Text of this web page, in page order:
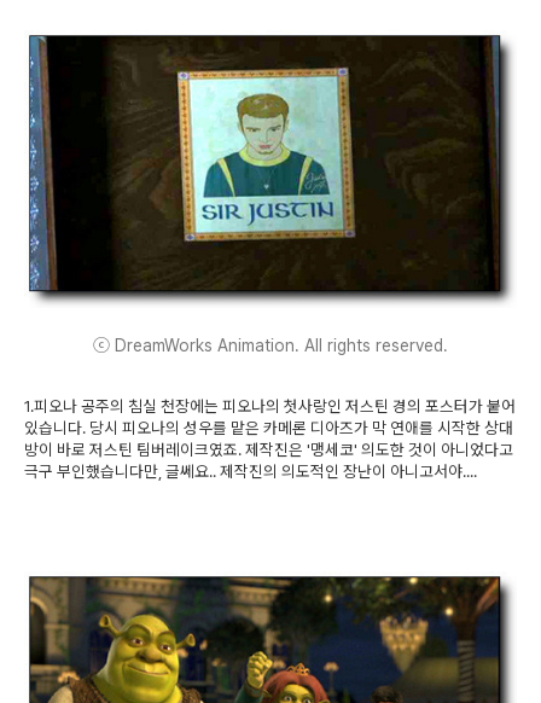
ⓒ DreamWorks Animation. All rights reserved.
1.피오나 공주의 침실 천장에는 피오나의 첫사랑인 저스틴 경의 포스터가 붙어
있습니다. 당시 피오나의 성우를 맡은 카메론 디아즈가 막 연애를 시작한 상대
방이 바로 저스틴 팀버레이크였죠. 제작진은 '맹세코' 의도한 것이 아니었다고
극구 부인했습니다만, 글쎄요.. 제작진의 의도적인 장난이 아니고서야....